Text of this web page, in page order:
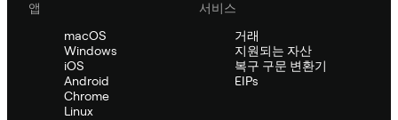
앱
macOS
Windows
iOS
Android
Chrome
Linux
서비스
거래
지원되는 자산
복구 구문 변환기
EIPs